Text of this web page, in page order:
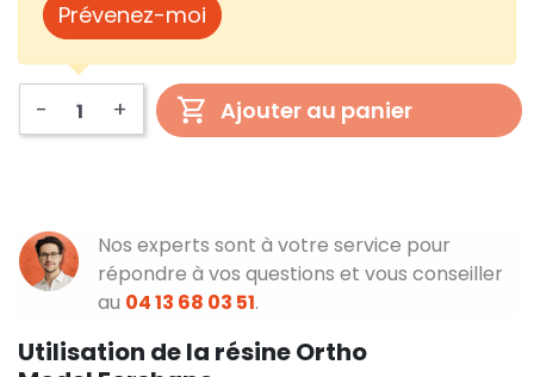
Prévenez-moi
- + Ajouter au panier
Nos experts sont à votre service pour
répondre à vos questions et vous conseiller
au 04 13 68 03 51.
Utilisation de la résine Ortho